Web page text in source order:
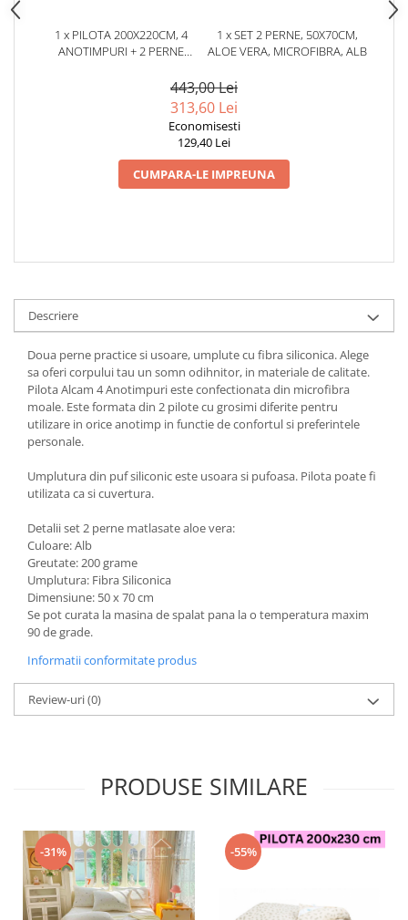
1 x PILOTA 200X220CM, 4
ANOTIMPURI + 2 PERNE
1 x SET 2 PERNE, 50X70CM,
ALOE VERA, MICROFIBRA, ALB
443,00 Lei
313,60 Lei
Economisesti
129,40 Lei
CUMPARA-LE IMPREUNA
Descriere
Doua perne practice si usoare, umplute cu fibra siliconica. Alege
sa oferi corpului tau un somn odihnitor, in materiale de calitate.
Pilota Alcam 4 Anotimpuri este confectionata din microfibra
moale. Este formata din 2 pilote cu grosimi diferite pentru
utilizare in orice anotimp in functie de confortul si preferintele
personale.
Umplutura din puf siliconic este usoara si pufoasa. Pilota poate fi
utilizata ca si cuvertura.
Detalii set 2 perne matlasate aloe vera:
Culoare: Alb
Greutate: 200 grame
Umplutura: Fibra Siliconica
Dimensiune: 50 x 70 cm
Se pot curata la masina de spalat pana la o temperatura maxim
90 de grade.
Informatii conformitate produs
Review-uri(0)
PRODUSE SIMILARE
-31% -55%